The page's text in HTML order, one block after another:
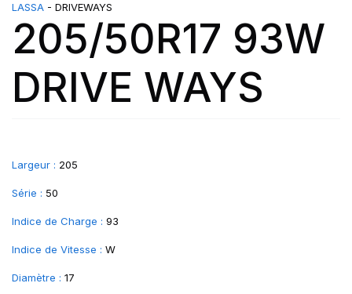
LASSA - DRIVEWAYS
205/50R17 93W
DRIVE WAYS
Largeur : 205
Série : 50
Indice de Charge : 93
Indice de Vitesse : W
Diamètre : 17